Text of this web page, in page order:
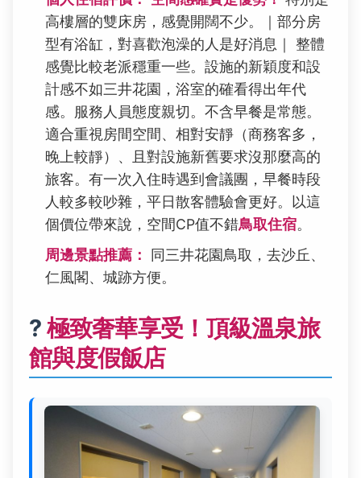
高樓層的雙床房，感覺開闊不少。｜部分房
型有浴缸，對喜歡泡澡的人是好消息｜ 整體
感覺比較老派穩重一些。設施的新穎度和設
計感不如三井花園，浴室的確看得出年代
感。服務人員態度親切。不含早餐是常態。
適合重視房間空間、相對安靜（商務客多，
晚上較靜）、且對設施新舊要求沒那麼高的
旅客。有一次入住時遇到會議團，早餐時段
人較多較吵雜，平日散客體驗會更好。以這
個價位帶來說，空間CP值不錯鳥取住宿。
周邊景點推薦：
同三井花園鳥取，去沙丘、
仁風閣、城跡方便。
? 極致奢華享受！頂級溫泉旅
館與度假飯店